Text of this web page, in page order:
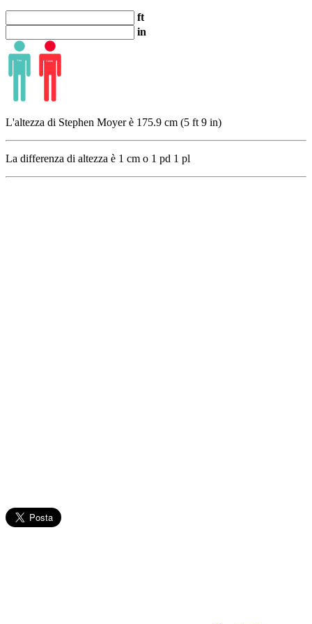
ft
in
L'altezza di Stephen Moyer è 175.9 cm (5 ft 9 in)
La differenza di altezza è 1 cm o 1 pd 1 pl